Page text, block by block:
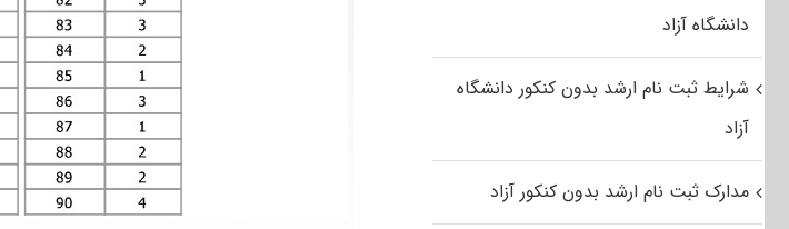
دانشگاه آزاد
شرایط ثبت نام ارشد بدون کنکور دانشگاه
آزاد
مدارک ثبت نام ارشد بدون کنکور آزاد